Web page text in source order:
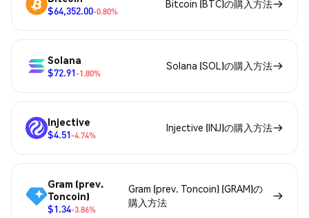
$64,352.00-0.80%
Bitcoin (BTC)の購入方法
Solana
$72.91-1.80%
Solana (SOL)の購入方法
Injective
$4.51-4.74%
Injective (INJ)の購入方法
Gram (prev.
Toncoin)
$1.34-3.86%
Gram (prev. Toncoin) (GRAM)の
購入方法